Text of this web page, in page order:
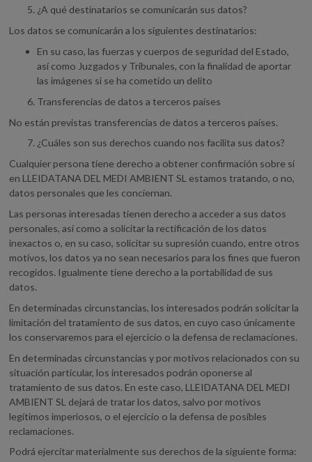
¿A qué destinatarios se comunicarán sus datos?
Los datos se comunicarán a los siguientes destinatarios:
En su caso, las fuerzas y cuerpos de seguridad del Estado,
así como Juzgados y Tribunales, con la finalidad de aportar
las imágenes si se ha cometido un delito
Transferencias de datos a terceros países
No están previstas transferencias de datos a terceros países.
¿Cuáles son sus derechos cuando nos facilita sus datos?
Cualquier persona tiene derecho a obtener confirmación sobre si
en LLEIDATANA DEL MEDI AMBIENT SL estamos tratando, o no,
datos personales que les conciernan.
Las personas interesadas tienen derecho a acceder a sus datos
personales, así como a solicitar la rectificación de los datos
inexactos o, en su caso, solicitar su supresión cuando, entre otros
motivos, los datos ya no sean necesarios para los fines que fueron
recogidos. Igualmente tiene derecho a la portabilidad de sus
datos.
En determinadas circunstancias, los interesados podrán solicitar la
limitación del tratamiento de sus datos, en cuyo caso únicamente
los conservaremos para el ejercicio o la defensa de reclamaciones.
En determinadas circunstancias y por motivos relacionados con su
situación particular, los interesados podrán oponerse al
tratamiento de sus datos. En este caso, LLEIDATANA DEL MEDI
AMBIENT SL dejará de tratar los datos, salvo por motivos
legítimos imperiosos, o el ejercicio o la defensa de posibles
reclamaciones.
Podrá ejercitar materialmente sus derechos de la siguiente forma: